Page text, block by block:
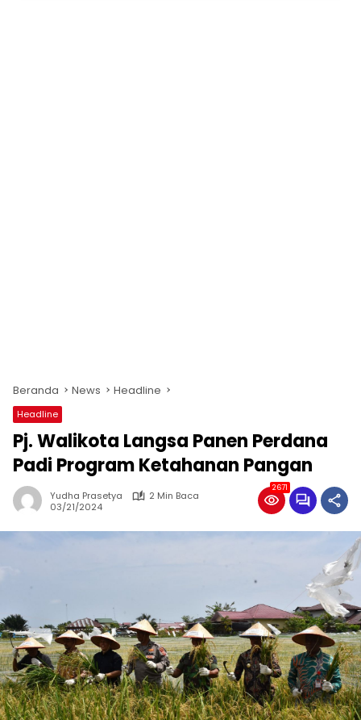
Beranda News Headline
Headline
Pj. Walikota Langsa Panen Perdana
Padi Program Ketahanan Pangan
Yudha Prasetya
2 Min Baca
03/21/2024
2671